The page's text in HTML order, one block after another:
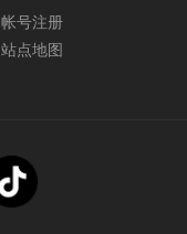
帐号注册
站点地图